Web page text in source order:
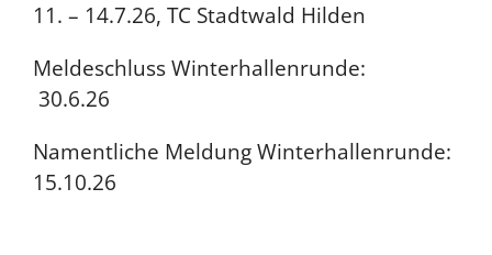
11. – 14.7.26, TC Stadtwald Hilden
Meldeschluss Winterhallenrunde:
30.6.26
Namentliche Meldung Winterhallenrunde:
15.10.26